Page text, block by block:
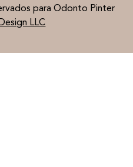
para Odonto Pinter
LLC